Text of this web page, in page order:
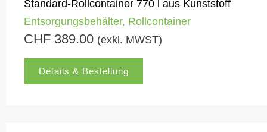
Standard-Rollcontainer 770 l aus Kunststoff
Entsorgungsbehälter, Rollcontainer
CHF 389.00 (exkl. MWST)
Details & Bestellung